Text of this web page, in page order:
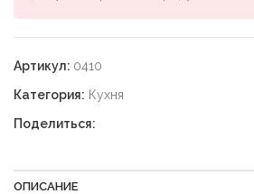
Артикул: 0410
Категория: Кухня
Поделиться:
ОПИСАНИЕ